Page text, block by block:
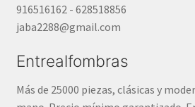
916516162 - 628518856
jaba2288@gmail.com
Entrealfombras
Más de 25000 piezas, clásicas y